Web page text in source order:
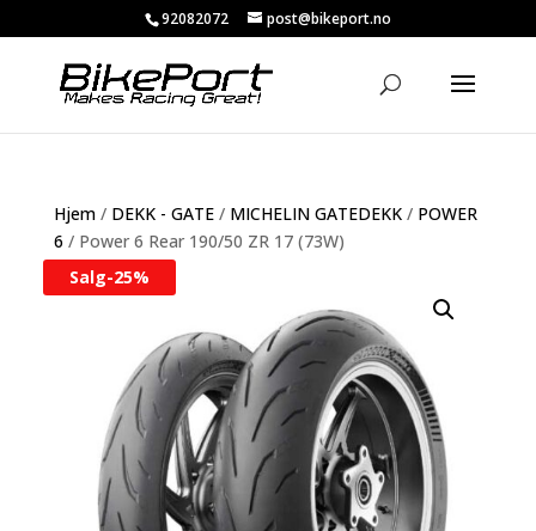
92082072 post@bikeport.no
Hjem/ DEKK - GATE/ MICHELIN GATEDEKK/ POWER
6 / Power 6 Rear 190/50 ZR 17 (73W)
Salg-25%